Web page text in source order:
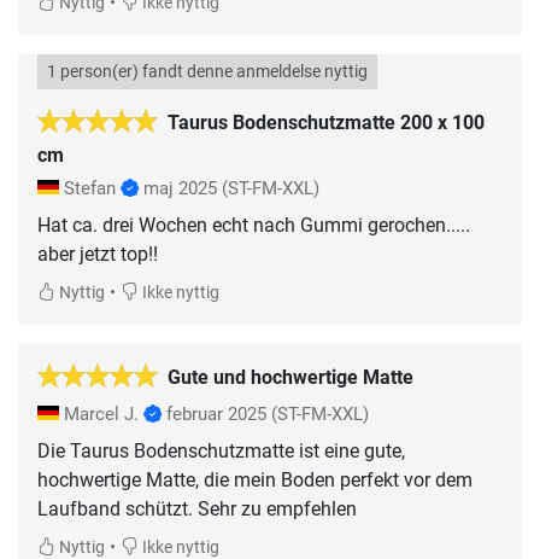
Taurus Bodenschutzmatte 200 x 100
cm
1 person(er) fandt denne anmeldelse nyttig
Stefan maj 2025 (ST-FM-XXL)
Hat ca. drei Wochen echt nach Gummi gerochen.....
aber jetzt top!!
Nyttig • Ikke nyttig
Gute und hochwertige Matte
Marcel J. februar 2025 (ST-FM-XXL)
Die Taurus Bodenschutzmatte ist eine gute,
hochwertige Matte, die mein Boden perfekt vor dem
Laufband schützt. Sehr zu empfehlen
Nyttig • Ikke nyttig